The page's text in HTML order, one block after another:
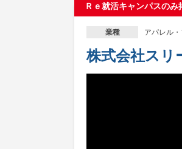
Ｒｅ就活キャンパスのみ
業種 アパレル
株式会社スリ